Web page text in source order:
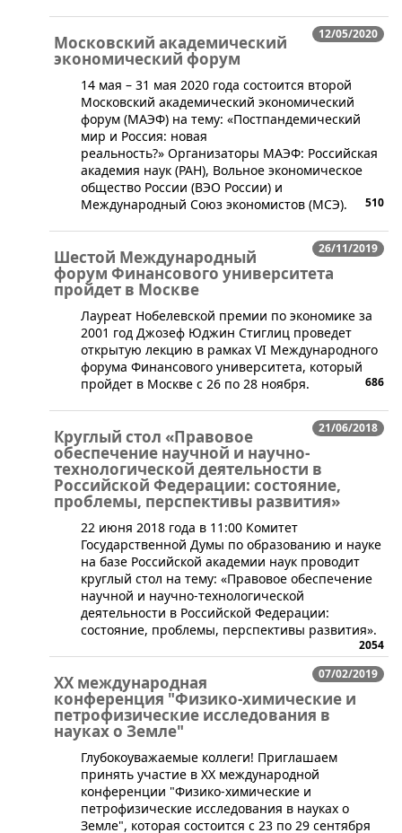
12/05/2020
Московский академический
экономический форум
​​14 мая – 31 мая 2020 года состоится второй
Московский академический экономический
форум (МАЭФ) на тему: «Постпандемический
мир и Россия: новая
реальность?» Организаторы МАЭФ: Российская
академия наук (РАН), Вольное экономическое
общество России (ВЭО России) и
Международный Союз экономистов (МСЭ).
510
26/11/2019
Шестой Международный
форум Финансового университета
пройдет в Москве
Лауреат Нобелевской премии по экономике за
2001 год Джозеф Юджин Стиглиц проведет
открытую лекцию в рамках VI Международного
форума Финансового университета, который
пройдет в Москве с 26 по 28 ноября.
686
21/06/2018
Круглый стол «Правовое
обеспечение научной и научно-
технологической деятельности в
Российской Федерации: состояние,
проблемы, перспективы развития»
​22 июня 2018 года в 11:00 Комитет
Государственной Думы по образованию и науке
на базе Российской академии наук проводит
круглый стол на тему: «Правовое обеспечение
научной и научно-технологической
деятельности в Российской Федерации:
состояние, проблемы, перспективы развития».
2054
07/02/2019
XХ международная
конференция "Физико-химические и
петрофизические исследования в
науках о Земле"
​​Глубокоуважаемые коллеги! Приглашаем
принять участие в XХ международной
конференции "Физико-химические и
петрофизические исследования в науках о
Земле", которая состоится с 23 по 29 сентября